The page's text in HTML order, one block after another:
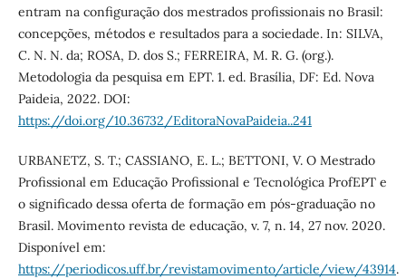
entram na configuração dos mestrados profissionais no Brasil:
concepções, métodos e resultados para a sociedade. In: SILVA,
C. N. N. da; ROSA, D. dos S.; FERREIRA, M. R. G. (org.).
Metodologia da pesquisa em EPT. 1. ed. Brasília, DF: Ed. Nova
Paideia, 2022. DOI:
https://doi.org/10.36732/EditoraNovaPaideia..241
URBANETZ, S. T.; CASSIANO, E. L.; BETTONI, V. O Mestrado
Profissional em Educação Profissional e Tecnológica ProfEPT e
o significado dessa oferta de formação em pós-graduação no
Brasil. Movimento revista de educação, v. 7, n. 14, 27 nov. 2020.
Disponível em:
https://periodicos.uff.br/revistamovimento/article/view/43914.